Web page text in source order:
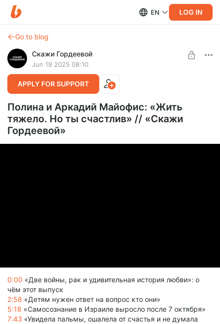
EN LOG IN
Go to blog
Скажи Гордеевой
Jun 19 2025 08:10
APPLY FOR SUPPORT
Полина и Аркадий Майофис: «Жить
тяжело. Но ты счастлив» // «Скажи
Гордеевой»
0:00 «Две войны, рак и удивительная история любви»: о
чём этот выпуск
2:58 «Детям нужен ответ на вопрос кто они»
5:18 «Самосознание в Израиле выросло после 7 октября»
7:43 «Увидела пальмы, ошалела от счастья и не думала